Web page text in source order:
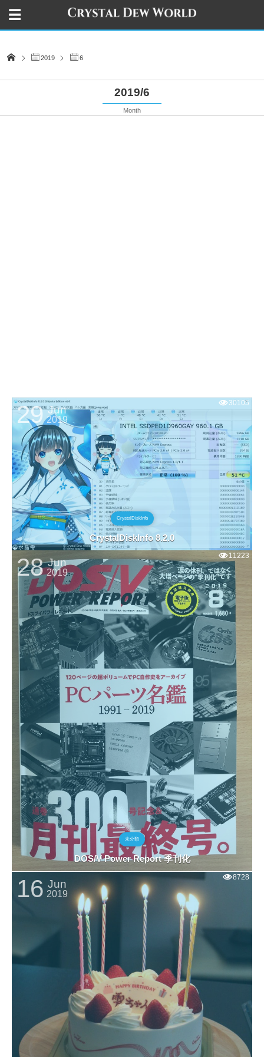
2019 6
2019/6
Month
CrystalDiskInfo
CrystalDiskInfo 8.2.0
29 Jun
2019
30105
未分類
DOS/V Power Report 季刊化
28 Jun
2019
11223
16 Jun
2019
8728